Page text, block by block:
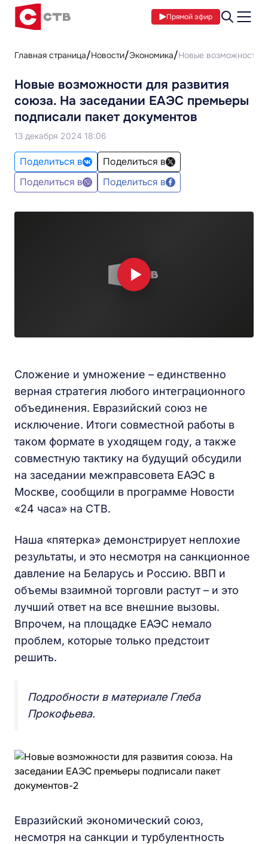
Прямой эфир
Главная страница Новости Экономика Новые возможности
Новые возможности для развития
союза. На заседании ЕАЭС премьеры
подписали пакет документов
13 декабря 2024 18:06
Поделиться в
Поделиться в
Поделиться в
Поделиться в
Сложение и умножение – единственно
верная стратегия любого интеграционного
объединения. Евразийский союз не
исключение. Итоги совместной работы в
таком формате в уходящем году, а также
совместную тактику на будущий обсудили
на заседании межправсовета ЕАЭС в
Москве, сообщили в программе Новости
«24 часа» на СТВ.
Наша «пятерка» демонстрирует неплохие
результаты, и это несмотря на санкционное
давление на Беларусь и Россию. ВВП и
объемы взаимной торговли растут – и это
лучший ответ на все внешние вызовы.
Впрочем, на площадке ЕАЭС немало
проблем, которые только предстоит
решить.
Подробности в материале Глеба
Прокофьева.
Евразийский экономический союз,
несмотря на санкции и турбулентность